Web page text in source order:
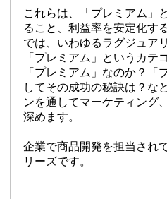
【著書】『ブラン
ック』（共著、
（2015）、『マー
略全書』（編著、
『マーケティング
（2008）、『企業
論文がある。その
これらは、「プレミアム」
ること、利益率を安定化す
では、いわゆるラグジュア
「プレミアム」というカ
「プレミアム」なのか？
してその成功の秘訣は？な
ンを通してマーケティング
深めます。
企業で商品開発を担当され
リーズです。